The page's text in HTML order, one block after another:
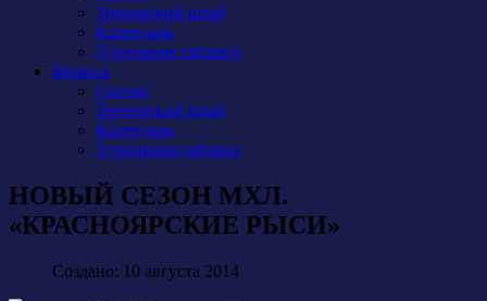
Тренерский штаб
Календарь
Турнирная таблица
Бирюса
Состав
Тренерский штаб
Календарь
Турнирная таблица
НОВЫЙ СЕЗОН МХЛ.
«КРАСНОЯРСКИЕ РЫСИ»
Создано: 10 августа 2014